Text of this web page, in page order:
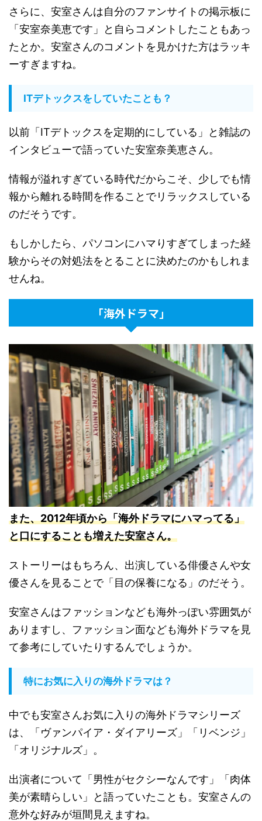
さらに、安室さんは自分のファンサイトの掲示板に
「安室奈美恵です」と自らコメントしたこともあっ
たとか。安室さんのコメントを見かけた方はラッキ
ーすぎますね。
ITデトックスをしていたことも？
以前「ITデトックスを定期的にしている」と雑誌の
インタビューで語っていた安室奈美恵さん。
情報が溢れすぎている時代だからこそ、少しでも情
報から離れる時間を作ることでリラックスしている
のだそうです。
もしかしたら、パソコンにハマりすぎてしまった経
験からその対処法をとることに決めたのかもしれま
せんね。
「海外ドラマ」
また、2012年頃から「海外ドラマにハマってる」
と口にすることも増えた安室さん。
ストーリーはもちろん、出演している俳優さんや女
優さんを見ることで「目の保養になる」のだそう。
安室さんはファッションなども海外っぽい雰囲気が
ありますし、ファッション面なども海外ドラマを見
て参考にしていたりするんでしょうか。
特にお気に入りの海外ドラマは？
中でも安室さんお気に入りの海外ドラマシリーズ
は、「ヴァンパイア・ダイアリーズ」「リベンジ」
「オリジナルズ」。
出演者について「男性がセクシーなんです」「肉体
美が素晴らしい」と語っていたことも。安室さんの
意外な好みが垣間見えますね。